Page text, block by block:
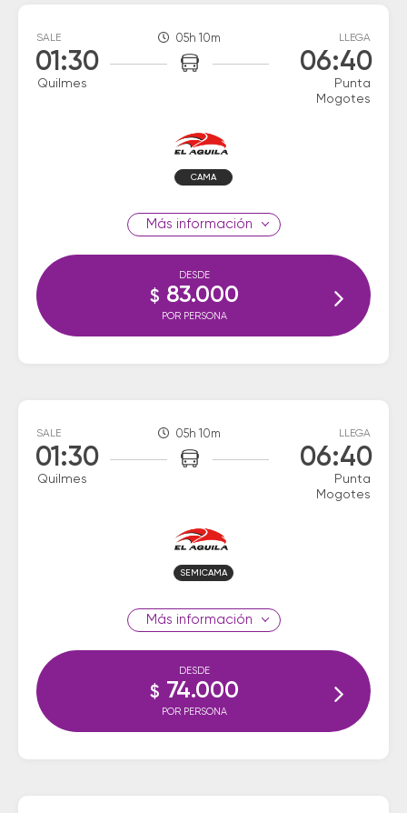
SALE
01:30
Quilmes
05h 10m LLEGA
06:40
Punta
Mogotes
CAMA
información
DESDE
$ 83.000
POR PERSONA
SALE
01:30
Quilmes
05h 10m LLEGA
06:40
Punta
Mogotes
SEMICAMA
información
DESDE
$ 74.000
POR PERSONA